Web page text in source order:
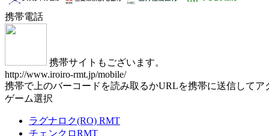
携帯電話
携帯サイトもございます。
http://www.iroiro-rmt.jp/mobile/
携帯で上のバーコードを読み取るかURLを携帯に送信してア
ゲーム選択
ラグナロク(RO) RMT
チェンクロRMT